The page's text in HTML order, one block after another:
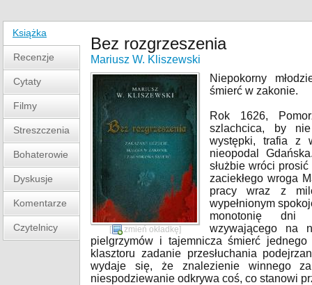
Książka
Recenzje
Cytaty
Filmy
Streszczenia
Bohaterowie
Dyskusje
Komentarze
Czytelnicy
Bez rozgrzeszenia
Mariusz W. Kliszewski
[ zmień okładkę]
Niepokorny
śmierć w zakonie.
Rok 1626,
szlachcica, by
występki, trafia z
nieopodal
służbie wróci
zaciekłego wroga
pracy wraz z
wypełnionym
monotonię dni
wzywającego na
pielgrzymów i tajemnicza śmierć
klasztoru zadanie przesłuchania
wydaje się, że znalezienie winnego
niespodziewanie odkrywa coś, co stanowi